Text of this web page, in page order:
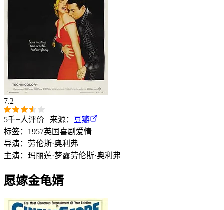
7.2
5千+人评价 | 来源：
豆瓣
标签： 1957英国喜剧 爱情
导演： 劳伦斯·奥利弗
主演： 玛丽莲·梦露劳伦斯·奥利弗
愿嫁金龟婿